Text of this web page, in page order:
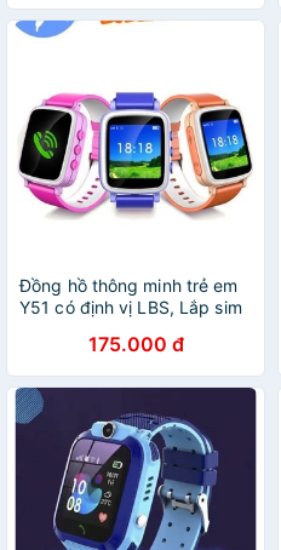
Đồng hồ thông minh trẻ em
Y51 có định vị LBS, Lắp sim
175.000 đ